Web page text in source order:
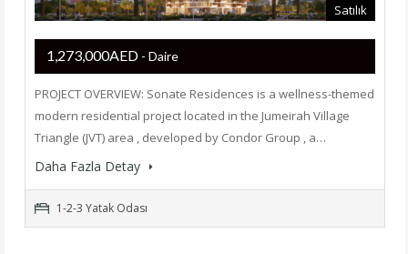
Satılık
1,273,000AED - Daire
PROJECT OVERVIEW: Sonate Residences is a wellness-themed
modern residential project located in the Jumeirah Village
Triangle (JVT) area , developed by Condor Group , a…
Daha Fazla Detay
1-2-3 Yatak Odası